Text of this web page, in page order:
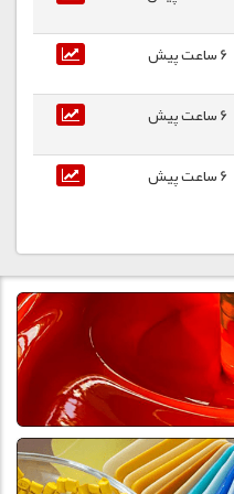
6 ساعت پیش
6 ساعت پیش
6 ساعت پیش